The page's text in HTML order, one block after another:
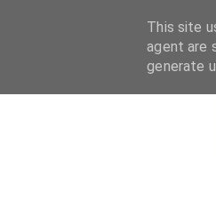
This site
agent are
generate